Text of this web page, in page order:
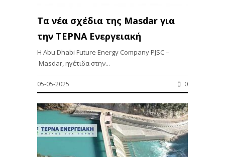
Τα νέα σχέδια της Masdar για
την ΤΕΡΝΑ Ενεργειακή
Η Abu Dhabi Future Energy Company PJSC –
Masdar, ηγέτιδα στην...
05-05-2025 0